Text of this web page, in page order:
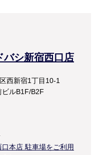
バシ新宿西口店
西新宿1丁目10-1
ビルB1F/B2F
本店 駐車場をご利用